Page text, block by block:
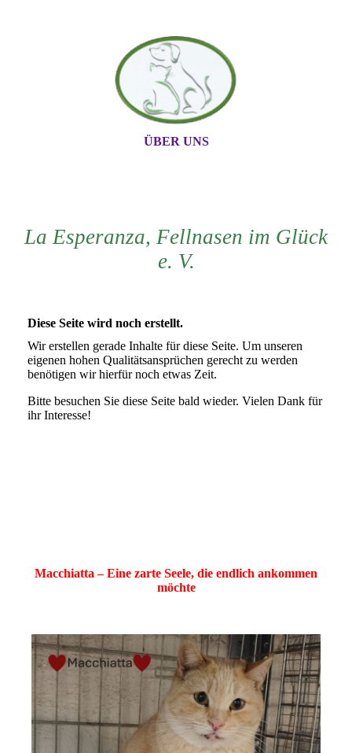
ÜBER UNS
La Esperanza, Fellnasen im Glück
e. V.
Diese Seite wird noch erstellt.
Wir erstellen gerade Inhalte für diese Seite. Um unseren
eigenen hohen Qualitätsansprüchen gerecht zu werden
benötigen wir hierfür noch etwas Zeit.
Bitte besuchen Sie diese Seite bald wieder. Vielen Dank für
ihr Interesse!
Macchiatta – Eine zarte Seele, die endlich ankommen
möchte